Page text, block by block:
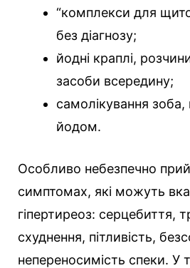
“комплекси для
без діагнозу;
йодні краплі,
засоби всередину;
самолікування
йодом.
Особливо небезпечно
симптомах, які можуть
гіпертиреоз: серцебиття,
схуднення, пітливість,
непереносимість спеки. У